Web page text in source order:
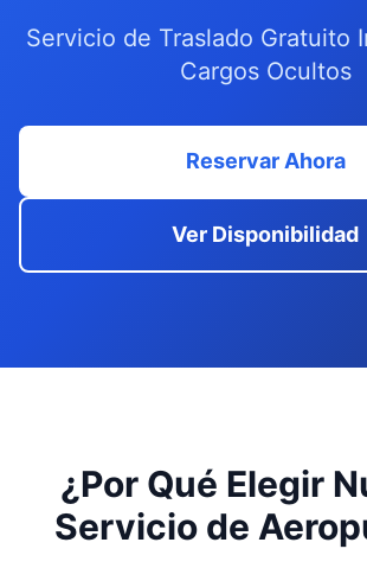
Servicio de Traslado Gratuito
Cargos Ocultos
Reservar Ahora
Ver Disponibilidad
¿Por Qué Elegir
Servicio de